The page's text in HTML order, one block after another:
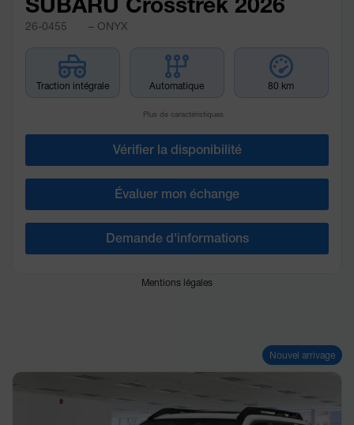
26-0455 – ONYX
Traction intégrale Automatique 80 km
Plus de caractéristiques
Vérifier la disponibilité
Évaluer mon échange
Demande d'informations
Mentions légales
Nouvel arrivage